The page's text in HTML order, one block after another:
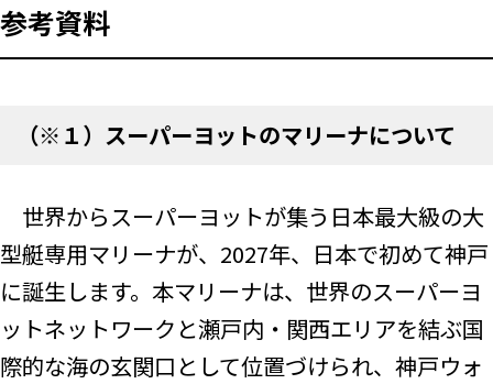
参考資料
（※１）スーパーヨットのマリーナについて
世界からスーパーヨットが集う日本最大級の大
型艇専用マリーナが、2027年、日本で初めて神戸
に誕生します。本マリーナは、世界のスーパーヨ
ットネットワークと瀬戸内・関西エリアを結ぶ国
際的な海の玄関口として位置づけられ、神戸ウォ